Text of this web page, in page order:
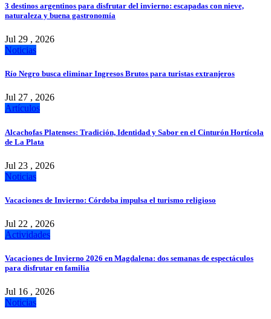
3 destinos argentinos para disfrutar del invierno: escapadas con nieve,
naturaleza y buena gastronomía
Jul 29 , 2026
Noticias
Río Negro busca eliminar Ingresos Brutos para turistas extranjeros
Jul 27 , 2026
Artículos
Alcachofas Platenses: Tradición, Identidad y Sabor en el Cinturón Hortícola
de La Plata
Jul 23 , 2026
Noticias
Vacaciones de Invierno: Córdoba impulsa el turismo religioso
Jul 22 , 2026
Actividades
Vacaciones de Invierno 2026 en Magdalena: dos semanas de espectáculos
para disfrutar en familia
Jul 16 , 2026
Noticias